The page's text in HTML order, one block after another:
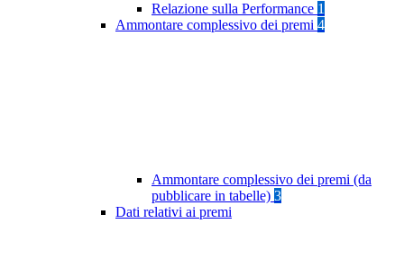
Relazione sulla Performance 1
Ammontare complessivo dei premi 4
Ammontare complessivo dei premi (da
pubblicare in tabelle) 3
Dati relativi ai premi